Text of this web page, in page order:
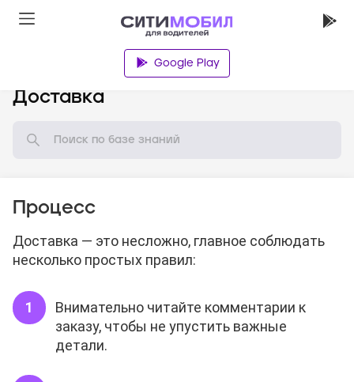
Google Play
Доставка
Процесс
Доставка — это несложно, главное соблюдать
несколько простых правил:
Внимательно читайте комментарии к
заказу, чтобы не упустить важные
детали.